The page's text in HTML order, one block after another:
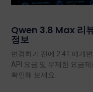
Qwen 3.8 Max 리
정보
변경하기 전에 2.4T 매개
API 요금 및 무제한 요금
확인해 보세요.